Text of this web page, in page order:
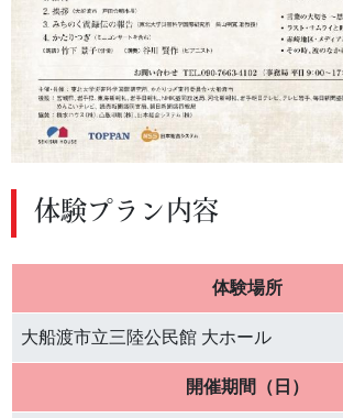
体験プラン内容
体験場所
大船渡市立三陸公民館 大ホール
開催期間（日）